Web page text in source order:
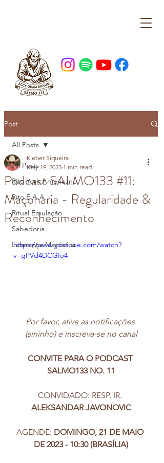
Post
All Posts
Rito York Americano
Rito E.A.A.
Ritual Emulação
Sabedoria
Liderança Maçônica
All Posts
Podcast SALMO133 #11:
Maçonaria - Regularidade &
Reconhecimento
Kleber Siqueira
May 19, 2023 1 min read
https://www.youtube.com/watch?
v=gPVd4DCGIo4
Por favor, ative as notificações
(sininho) e inscreva-se no canal
CONVITE PARA O PODCAST
SALMO133 NO. 11
CONVIDADO: RESP. IR.
ALEKSANDAR JAVONOVIC
AGENDE: DOMINGO, 21 DE MAIO
DE 2023 - 10:30 (BRASÍLIA)